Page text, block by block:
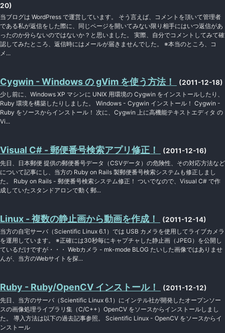
20)
当ブログは WordPress で運営しています。 そう言えば、コメントを頂いて管理者
である私が返信をした際に、同じページを開いてみない限り相手にはいつ返信があ
ったのか分らないのではないか？と思いました。 実際、自分でコメントしてみて確
認してみたところ、返信時にはメールが届きませんでした。 ※本当のところ、コ
メ...
Cygwin - Windows の gVim を使う方法！ (2011-12-18)
少し前に、Windows XP マシンに UNIX 用環境の Cygwin をインストールしたり、
Ruby 環境を構築したりしました。 Windows - Cygwin インストール！ Cygwin -
Ruby をソースからインストール！ 次に、Cygwin 上に高機能テキストエディタ の
Vi...
Visual C# - 郵便番号検索アプリ修正！ (2011-12-16)
先日、日本郵便 提供の郵便番号データ（CSVデータ）の危険性、その対応方法など
について記事にし、当方の Ruby on Rails 製郵便番号検索システムも修正しまし
た。 Ruby on Rails - 郵便番号検索システム修正！ ついでなので、Visual C# で作
成していたスタンドアロンで動く郵...
Linux - 複数の静止画から動画を作成！ (2011-12-14)
当方の自宅サーバ（Scientific Linux 6.1）では USB カメラを使用してライブカメラ
を運用しています。 ※正確には30秒毎にキャプチャした静止画（JPEG）を公開し
ているだけですが・・・ Webカメラ - mk-mode BLOG たいした画像ではありませ
んが、当方のWebサイトを探...
Ruby - Ruby/OpenCV インストール！ (2011-12-12)
先日、当方のサーバ（Scientific Linux 6.1）にインテル社が開発したオープンソー
スの画像処理ライブラリ集（C/C++）OpenCV をソースからインストールしまし
た。 導入方法は以下の過去記事参照。 Scientific Linux - OpenCV をソースからイ
ンストール